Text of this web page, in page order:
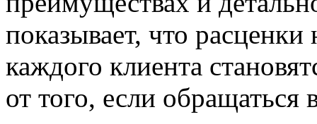
показывает, что расценки
каждого клиента
от того, если